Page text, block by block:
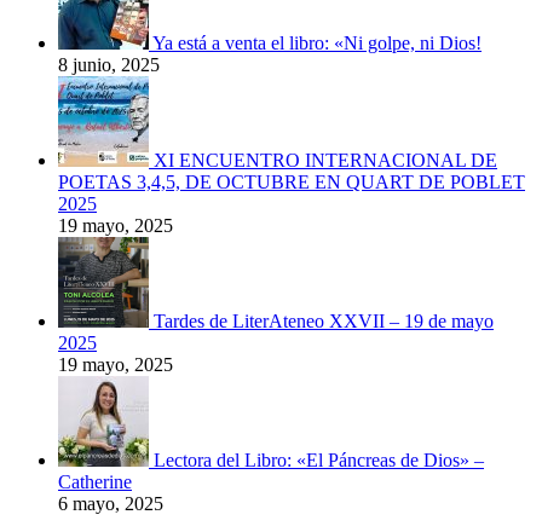
Ya está a venta el libro: «Ni golpe, ni Dios!
8 junio, 2025
XI ENCUENTRO INTERNACIONAL DE
POETAS 3,4,5, DE OCTUBRE EN QUART DE POBLET
2025
19 mayo, 2025
Tardes de LiterAteneo XXVII – 19 de mayo
2025
19 mayo, 2025
Lectora del Libro: «El Páncreas de Dios» –
Catherine
6 mayo, 2025